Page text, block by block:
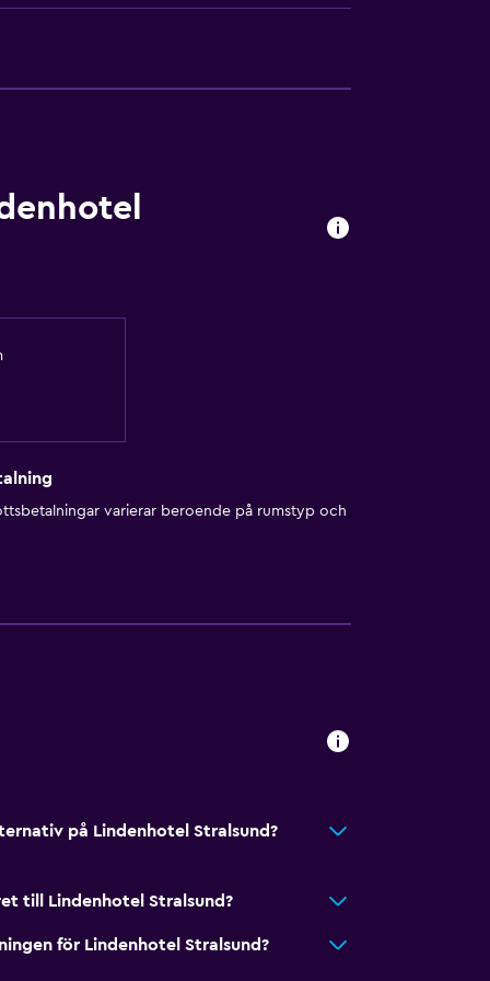
varierar beroende på rumstyp och
på Lindenhotel Stralsund?
till Lindenhotel Stralsund?
för Lindenhotel Stralsund?